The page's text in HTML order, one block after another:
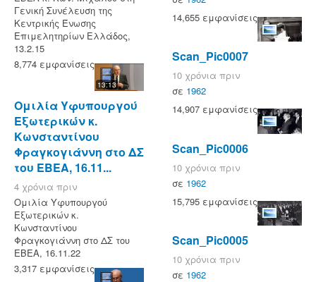
Γενική Συνέλευση της
Κεντρικής Ένωσης
Επιμελητηρίων Ελλάδος,
13.2.15
8,774 εμφανίσεις
13:13
Ομιλία Υφυπουργού
Εξωτερικών κ.
Κωνσταντίνου
Φραγκογιάννη στο ΔΣ
του ΕΒΕΑ, 16.11...
4 χρόνια πριν
Ομιλία Υφυπουργού
Εξωτερικών κ.
Κωνσταντίνου
Φραγκογιάννη στο ΔΣ του
ΕΒΕΑ, 16.11.22
3,317 εμφανίσεις
14,655 εμφανίσεις
Scan_Pic0007
10 χρόνια πριν
σε 1962
14,907 εμφανίσεις
Scan_Pic0006
10 χρόνια πριν
σε 1962
15,795 εμφανίσεις
Scan_Pic0005
10 χρόνια πριν
σε 1962